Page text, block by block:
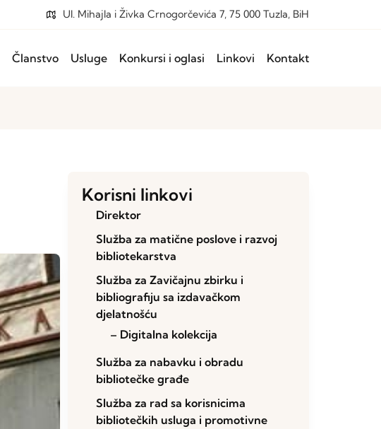
Ul. Mihajla i Živka Crnogorčevića 7, 75 000 Tuzla, BiH
Članstvo Usluge Konkursi i oglasi Linkovi Kontakt
Korisni linkovi
Direktor
Služba za matične poslove i razvoj
bibliotekarstva
Služba za Zavičajnu zbirku i
bibliografiju sa izdavačkom
djelatnošću
– Digitalna kolekcija
Služba za nabavku i obradu
bibliotečke građe
Služba za rad sa korisnicima
bibliotečkih usluga i promotivne